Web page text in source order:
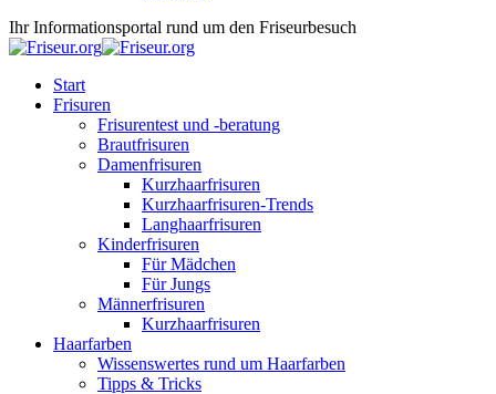
Ihr Informationsportal rund um den Friseurbesuch
Start
Frisuren
Frisurentest und -beratung
Brautfrisuren
Damenfrisuren
Kurzhaarfrisuren
Kurzhaarfrisuren-Trends
Langhaarfrisuren
Kinderfrisuren
Für Mädchen
Für Jungs
Männerfrisuren
Kurzhaarfrisuren
Haarfarben
Wissenswertes rund um Haarfarben
Tipps & Tricks